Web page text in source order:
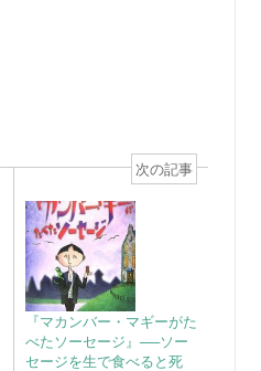
次の記事
『マカンバー・マギーがた
べたソーセージ』──ソー
セージを生で食べると死